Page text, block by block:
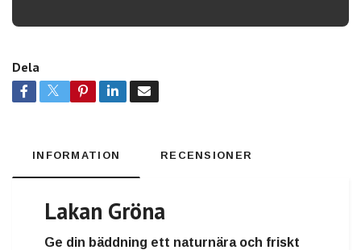
Dela
INFORMATION RECENSIONER
Lakan Gröna
Ge din bäddning ett naturnära och friskt